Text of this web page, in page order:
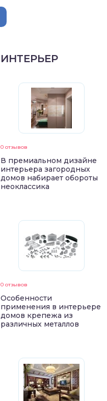
ИНТЕРЬЕР
0 отзывов
В премиальном дизайне
интерьера загородных
домов набирает обороты
неоклассика
0 отзывов
Особенности
применения в интерьере
домов крепежа из
различных металлов